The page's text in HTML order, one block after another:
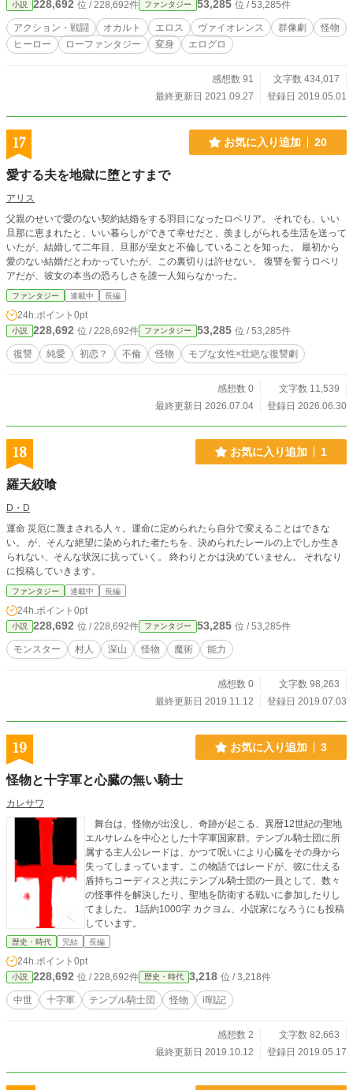
訪れたのであった。人を怪物に変える麻薬の正体とは何か。
炎を纏って現れる怪物とは？ 鎧騎士の敵であるオーヴァ
ー・ロードとは!? 今、血で血を洗う戦神たちの曼陀羅が解
き放たれる。 ※この作品はフィクションであり、実際の人
登場する、反社会的行為やそれを擁護しているともとられか
ねない発言、並びに人種や性別による差別的な言動は、これ
小説 228,692 位 / 228,692件 ファンタジー 53,285 位 / 53,285件
アクション・戦闘 オカルト エロス ヴァイオレンス 群像劇
怪物
ヒーロー
ローファンタジー 変身 エログロ
感想数 91
文字数 434,017
最終更新日 2021.09.27
登録日 2019.05.01
17 お気に入り追加 20
愛する夫を地獄に堕とすまで
アリス
父親のせいで愛のない契約結婚をする羽目になったロベリア。 それでも、いい
旦那に恵まれたと、いい暮らしができて幸せだと、羨ましがられる生活を送って
いたが、結婚して二年目、旦那が皇女と不倫していることを知った。 最初から
愛のない結婚だとわかっていたが、この裏切りは許せない。 復讐を誓うロベリ
アだが、彼女の本当の恐ろしさを誰一人知らなかった。
ファンタジー 連載中 長編
24h.ポイント 0pt
小説 228,692 位 / 228,692件 ファンタジー 53,285 位 / 53,285件
復讐 純愛 初恋？ 不倫 怪物 モブな女性×壮絶な復讐劇
感想数 0
文字数 11,539
最終更新日 2026.07.04
登録日 2026.06.30
18 お気に入り追加 1
羅天絞喰
D・D
運命 災厄に蔑まされる人々。運命に定められたら自分で変えることはできな
い。 が、そんな絶望に染められた者たちを、決められたレールの上でしか生き
られない、そんな状況に抗っていく。 終わりとかは決めていません。 それなり
に投稿していきます。
ファンタジー 連載中 長編
24h.ポイント 0pt
小説 228,692 位 / 228,692件 ファンタジー 53,285 位 / 53,285件
モンスター 村人 深山 怪物 魔術 能力
感想数 0
文字数 98,263
最終更新日 2019.11.12
登録日 2019.07.03
19 お気に入り追加 3
怪物と十字軍と心臓の無い騎士
カレサワ
舞台は、怪物が出没し、奇跡が起こる、異暦12世紀の聖地
エルサレムを中心とした十字軍国家群。テンプル騎士団に所
属する主人公レードは、かつて呪いにより心臓をその身から
失ってしまっています。この物語ではレードが、彼に仕える
盾持ちコーディスと共にテンプル騎士団の一員として、数々
の怪事件を解決したり、聖地を防衛する戦いに参加したりし
てました。 1話約1000字 カクヨム、小説家になろうにも投稿
しています。
歴史・時代 完結 長編
24h.ポイント 0pt
小説 228,692 位 / 228,692件 歴史・時代 3,218 位 / 3,218件
中世 十字軍 テンプル騎士団 怪物 if戦記
感想数 2
文字数 82,663
最終更新日 2019.10.12
登録日 2019.05.17